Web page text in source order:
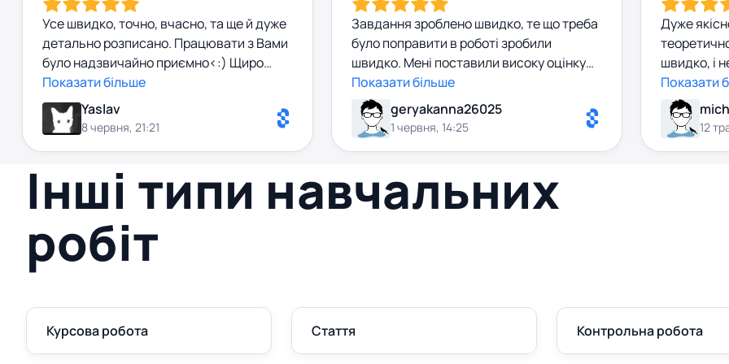
Усе швидко, точно, вчасно, та ще й дуже
детально розписано. Працювати з Вами
було надзвичайно приємно<:) Щиро
дякую!
Показати більше
Yaslav
8 червня, 21:21
Завдання зроблено швидко, те що треба
було поправити в роботі зробили
швидко. Мені поставили високу оцінку
дуже рекомендую 🔥
Показати більше
geryakanna26025
1 червня, 14:25
Дуже
швидко, і
підхід.
які не
завдання,
Показати
12
Інші типи навчальних
робіт
Курсова робота Стаття Контрольна робота